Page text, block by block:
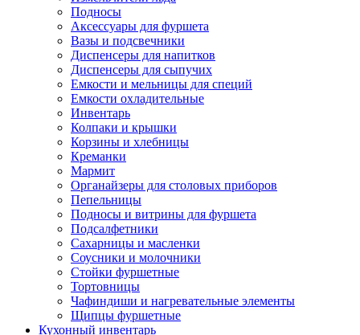
Подносы
Аксессуары для фуршета
Вазы и подсвечники
Диспенсеры для напитков
Диспенсеры для сыпучих
Емкости и мельницы для специй
Емкости охладительные
Инвентарь
Колпаки и крышки
Корзины и хлебницы
Креманки
Мармит
Органайзеры для столовых приборов
Пепельницы
Подносы и витрины для фуршета
Подсалфетники
Сахарницы и масленки
Соусники и молочники
Стойки фуршетные
Тортовницы
Чафиндиши и нагревательные элементы
Щипцы фуршетные
Кухонный инвентарь